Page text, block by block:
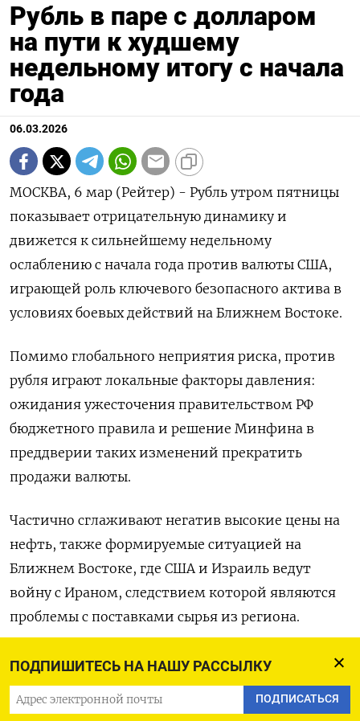
ПОДПИШИТЕСЬ НА НАШУ РАССЫЛКУ
ПОДПИСАТЬСЯ
Рубль в паре с долларом
на пути к худшему
недельному итогу с начала
года
06.03.2026
МОСКВА, 6 мар (Рейтер) - Рубль утром пятницы
показывает отрицательную динамику и
движется к сильнейшему недельному
ослаблению с начала года против валюты США,
играющей роль ключевого безопасного актива в
условиях боевых действий на Ближнем Востоке.
Помимо глобального неприятия риска, против
рубля играют локальные факторы давления:
ожидания ужесточения правительством РФ
бюджетного правила ‌и решение Минфина в
преддверии таких изменений прекратить
продажи валюты.
Частично сглаживают негатив высокие цены на
нефть, также формируемые ситуацией на
Ближнем Востоке, где США и Израиль ведут
войну с Ираном, следствием которой являются
проблемы с поставками сырья из региона.
Внутрироссийской поддержкой остается по-
прежнему относительно высокий уровень
процентных ​ставок.